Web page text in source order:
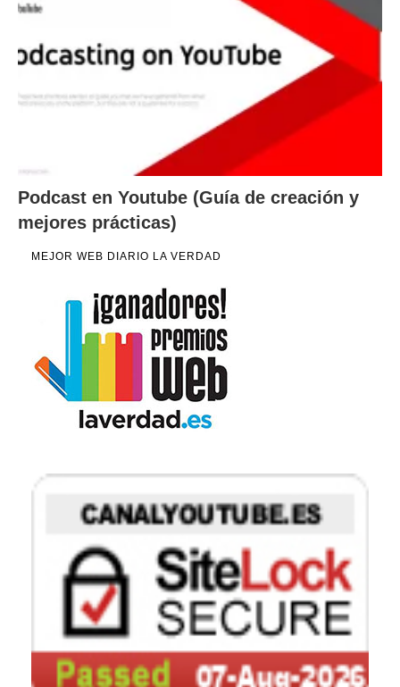
Podcast en Youtube (Guía de creación y
mejores prácticas)
MEJOR WEB DIARIO LA VERDAD